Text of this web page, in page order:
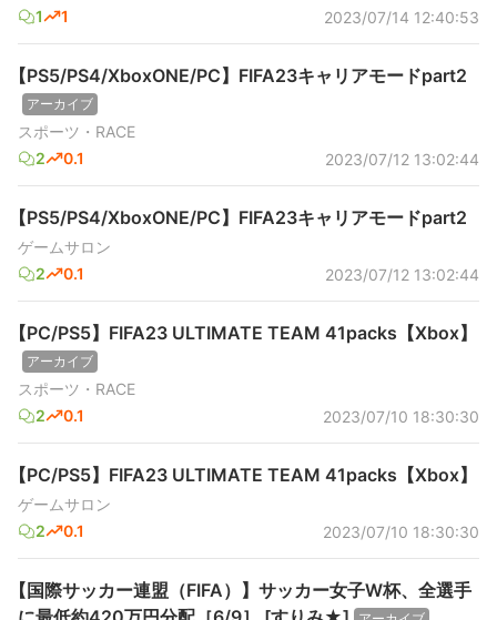
1
1 2023/07/14 12:40:53
【PS5/PS4/XboxONE/PC】FIFA23キャリアモードpart2
アーカイブ
スポーツ・RACE
2
0.1 2023/07/12 13:02:44
【PS5/PS4/XboxONE/PC】FIFA23キャリアモードpart2
ゲームサロン
2
0.1 2023/07/12 13:02:44
【PC/PS5】FIFA23 ULTIMATE TEAM 41packs【Xbox】
アーカイブ
スポーツ・RACE
2
0.1 2023/07/10 18:30:30
【PC/PS5】FIFA23 ULTIMATE TEAM 41packs【Xbox】
ゲームサロン
2
0.1 2023/07/10 18:30:30
【国際サッカー連盟（FIFA）】サッカー女子W杯、全選手